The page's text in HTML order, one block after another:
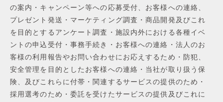
の案内・キャンペーン等への応募受付、お客様への連絡、
プレゼント発送・マーケティング調査・商品開発及びこれ
を⽬的とするアンケート調査・施設内外における各種イベ
ントの申込受付・事務⼿続き・お客様への連絡・法⼈のお
客様の利⽤報告やお問い合わせにお応えするため・防犯、
安全管理を⽬的としたお客様への連絡・当社が取り扱う保
険、及びこれらに付帯・関連するサービスの提供のため・
採⽤選考のため・委託を受けたサービスの提供及びこれに